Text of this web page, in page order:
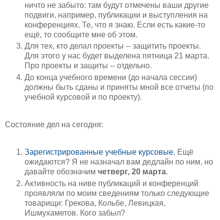
ничто не забыто: там будут отмечены ваши другие
подвиги, например, публикации и выступления на
конференциях. Те, что я знаю. Если есть какие-то
ещё, то сообщите мне об этом.
Для тех, кто делал проекты -- защитить проекты.
Для этого у нас будет выделена пятница 21 марта.
Про проекты и защиты -- отдельно.
До конца учебного времени (до начала сессии)
должны быть сданы и приняты мной все отчеты (по
учебной курсовой и по проекту).
Состояние дел на сегодня:
Зарегистрированные учебные курсовые. Ещё
ожидаются? Я не назначал вам дедлайн по ним, но
давайте обозначим четверг, 20 марта.
Активность на ниве публикаций и конференций
проявляли по моим сведениям только следующие
товарищи: Грекова, Кольбе, Левицкая,
Ишмухаметов. Кого забыл?